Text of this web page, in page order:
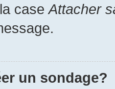
case Attacher
un sondage?